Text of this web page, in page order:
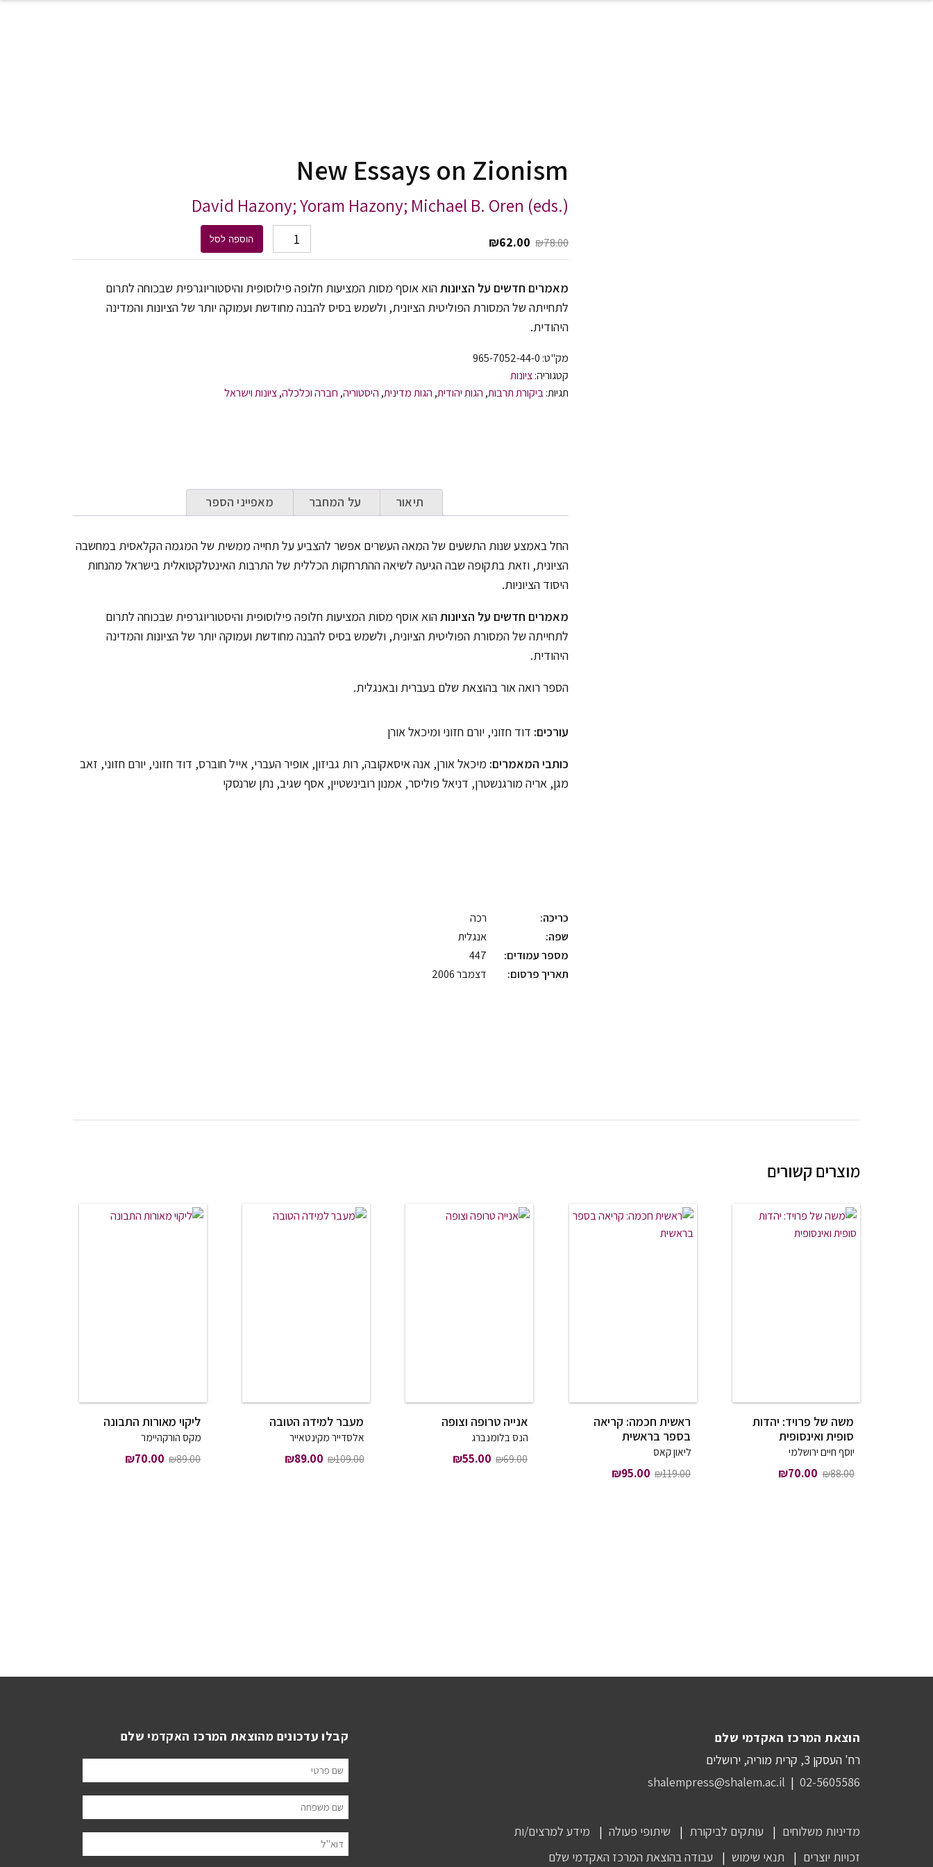
New Essays on Zionism
David Hazony; Yoram Hazony; Michael B. Oren (eds.)
₪78.00 המחיר המקורי היה: ₪78.00.
₪62.00 המחיר הנוכחי הוא: ₪62.00. כמות של New Essays on Zionism הוספה לסל
מאמרים חדשים על הציונותהוא אוסף מסות המציעות חלופה פילוסופית והיסטוריוגרפית שבכוחה לתרום
לתחייתה של המסורת הפוליטית הציונית, ולשמש בסיס להבנה מחודשת ועמוקה יותר של הציונות והמדינה
היהודית.
מק"ט: 965-7052-44-0
קטגוריה:ציונות
תגיות:ביקורת תרבות, הגות יהודית, הגות מדינית, היסטוריה, חברה וכלכלה,ציונות וישראל
תיאור על המחבר מאפייני הספר
החל באמצע שנות התשעים של המאה העשרים אפשר להצביע על תחייה ממשית של המגמה הקלאסית במחשבה
הציונית, וזאת בתקופה שבה הגיעה לשיאה ההתרחקות הכללית של התרבות האינטלקטואלית בישראל מהנחות
היסוד הציוניות.
מאמרים חדשים על הציונותהוא אוסף מסות המציעות חלופה פילוסופית והיסטוריוגרפית שבכוחה לתרום
לתחייתה של המסורת הפוליטית הציונית, ולשמש בסיס להבנה מחודשת ועמוקה יותר של הציונות והמדינה
היהודית.
הספר רואה אור בהוצאת שלם בעברית ובאנגלית.
עורכים: דוד חזוני, יורם חזוני ומיכאל אורן
כותבי המאמרים: מיכאל אורן, אנה איסאקובה, רות גביזון, אופיר העברי, אייל חוברס, דוד חזוני, יורם חזוני, זאב
מגן, אריה מורגנשטרן, דניאל פוליסר, אמנון רובינשטיין, אסף שגיב, נתן שרנסקי
כריכה:
רכה
שפה:
אנגלית
מספר עמודים:
447
תאריך פרסום:
דצמבר 2006
מוצרים קשורים
משה של פרויד: יהדות
סופית ואינסופית
יוסף חיים ירושלמי
₪88.00 המחיר המקורי היה: ₪88.00.
₪70.00 המחיר הנוכחי הוא: ₪70.00.
ראשית חכמה: קריאה
בספר בראשית
ליאון קאס
₪119.00 המחיר המקורי היה: ₪119.00.
₪95.00 המחיר הנוכחי הוא: ₪95.00.
אנייה טרופה וצופה
הנס בלומנברג
₪69.00 המחיר המקורי היה: ₪69.00.
₪55.00
מעבר למידה הטובה
אלסדייר מקינטאייר
₪109.00 המחיר המקורי היה: ₪109.00.
₪89.00
ליקוי מאורות התבונה
מקס הורקהיימר
₪89.00 המחיר המקורי היה: ₪89.00.
₪70.00 המחיר הנוכחי הוא: ₪70.00.
הוצאת המרכז האקדמי שלם
רח' העסקן 3, קרית מוריה, ירושלים
shalempress@shalem.ac.il | 02-5605586
מדיניות משלוחים עותקים לביקורת שיתופי פעולה
מידע למרצים/ות
זכויות יוצרים
תנאי שימוש עבודה בהוצאת המרכז האקדמי שלם
קבלו עדכונים מהוצאת המרכז האקדמי שלם
שם פרטי
שם משפחה
דוא"ל